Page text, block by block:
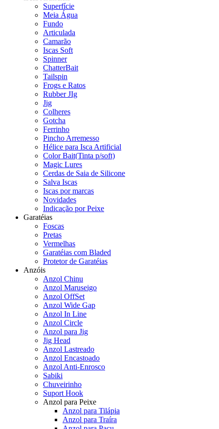
Superfície
Meia Água
Fundo
Articulada
Camarão
Iscas Soft
Spinner
ChatterBait
Tailspin
Frogs e Ratos
Rubber JIg
Jig
Colheres
Gotcha
Ferrinho
Pincho Arremesso
Hélice para Isca Artificial
Color Bait(Tinta p/soft)
Magic Lures
Cerdas de Saia de Silicone
Salva Iscas
Iscas por marcas
Novidades
Indicação por Peixe
Garatéias
Foscas
Pretas
Vermelhas
Garatéias com Bladed
Protetor de Garatéias
Anzóis
Anzol Chinu
Anzol Maruseigo
Anzol OffSet
Anzol Wide Gap
Anzol In Line
Anzol Circle
Anzol para Jig
Jig Head
Anzol Lastreado
Anzol Encastoado
Anzol Anti-Enrosco
Sabiki
Chuveirinho
Suport Hook
Anzol para Peixe
Anzol para Tilápia
Anzol para Traíra